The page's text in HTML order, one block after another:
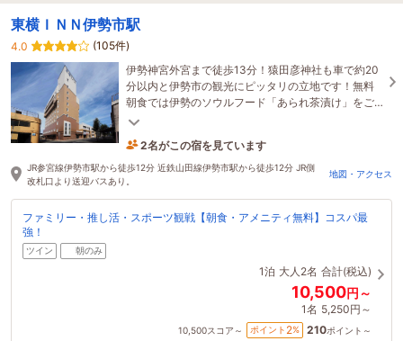
東横ＩＮＮ伊勢市駅
4.0
(105件)
伊勢神宮外宮まで徒歩13分！猿田彦神社も車で約20
分以内と伊勢市の観光にピッタリの立地です！無料
朝食では伊勢のソウルフード「あられ茶漬け」をご
用意しております！
2名がこの宿を見ています
10分前に予約されました
JR参宮線伊勢市駅から徒歩12分 近鉄山田線伊勢市駅から徒歩12分 JR側
改札口より送迎バスあり。
地図・アクセス
ファミリー・推し活・スポーツ観戦【朝食・アメニティ無料】コスパ最
強！
ツイン 朝のみ
1泊 大人2名 合計(税込)
10,500円～
1名 5,250円～
10,500スコア～ ポイント 2% 210ポイント～